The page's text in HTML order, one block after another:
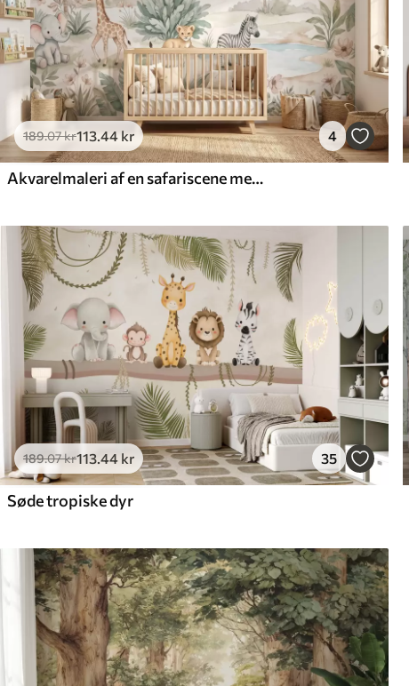
189.07kr113.44kr 4
Akvarelmaleri af en safariscene med dyr i sarte pastelfarver, herunder en giraf, en elefantunge, en zebra og en løveunge
189.07kr113 .44 kr 35
Søde tropiske dyr